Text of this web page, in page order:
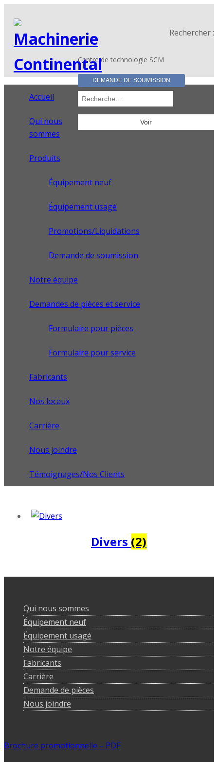
Centre de technologie SCM
DEMANDE DE SOUMISSION
Rechercher :
Accueil
Qui nous
sommes
Produits
Équipement neuf
Équipement usagé
Promotions/Liquidations
Demande de soumission
Notre équipe
Demandes de pièces et service
Formulaire pour pièces
Formulaire pour service
Fabricants
Nos locaux
Carrière
Nous joindre
Témoignages/Nos Clients
Divers (2)
Qui nous sommes
Équipement neuf
Équipement usagé
Notre équipe
Fabricants
Carrière
Demande de pièces
Nous joindre
Brochure promotionnelle – PDF